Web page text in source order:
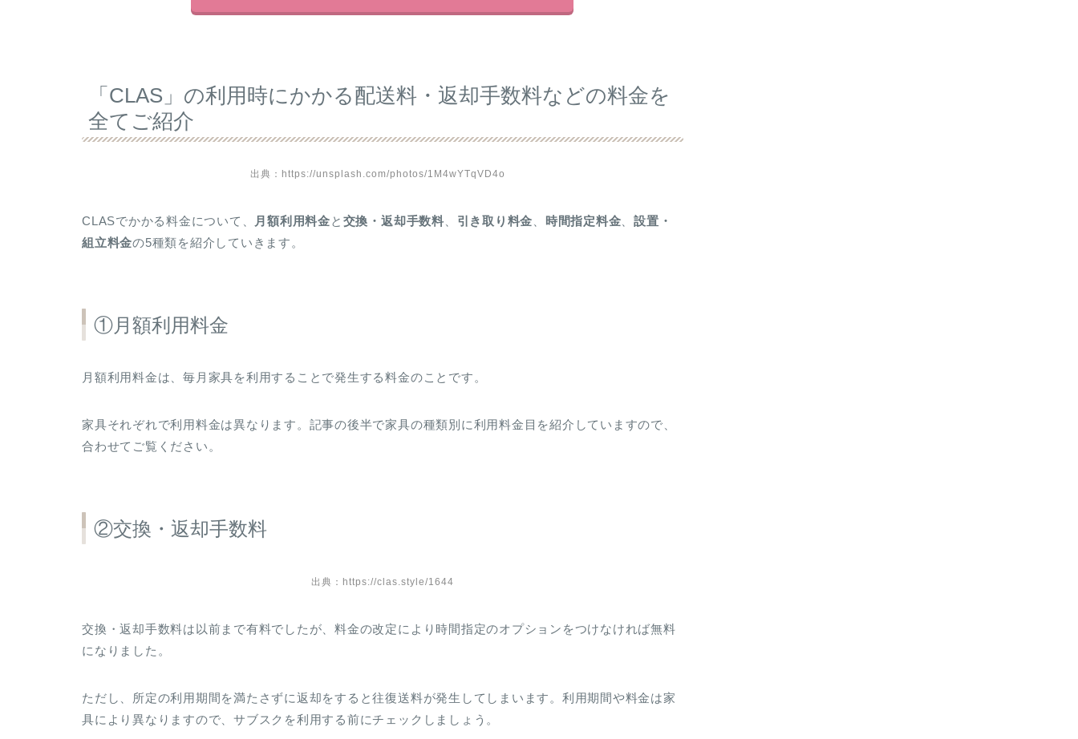
「CLAS」の利用時にかかる配送料・返却手数料などの料金を
全てご紹介
出典：https://unsplash.com/photos/1M4wYTqVD4o
CLASでかかる料金について、 月額利用料金と 交換・返却手数料 引き取り料金 時間指定料金 、設置・
組立料金の5種類を紹介していきます。
①月額利用料金
月額利用料金は、毎月家具を利用することで発生する料金のことです。
家具それぞれで利用料金は異なります。記事の後半で家具の種類別に利用料金目を紹介していますので、
合わせてご覧ください。
②交換・返却手数料
出典：https://clas.style/1644
交換・返却手数料は以前まで有料でしたが、料金の改定により時間指定のオプションをつけなければ無料
になりました。
ただし、所定の利用期間を満たさずに返却をすると往復送料が発生してしまいます。利用期間や料金は家
具により異なりますので、サブスクを利用する前にチェックしましょう。